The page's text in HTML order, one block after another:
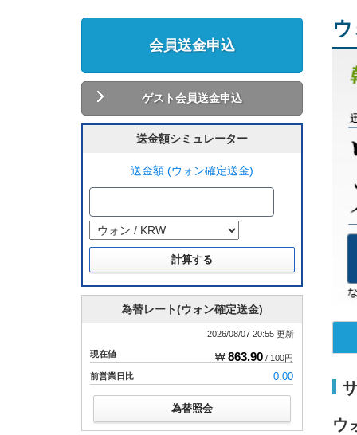
ウ
会員送金申込
ゲスト会員送金申込
送金額シミュレーター
送金額 (ウォン確定送金)
為替レート(ウォン確定送金)
2026/08/07 20:55 更新
現在値 ₩863.90 / 100円
前営業日比
0.00
為替照会